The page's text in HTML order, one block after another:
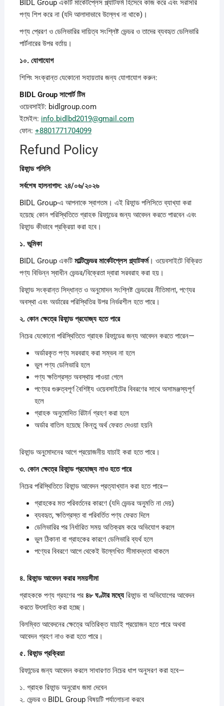
BIDL Group একটি মার্কেটপ্লেস প্ল্যাটফর্ম হিসেবে কাজ করে এবং সরাসরি
পণ্য শিপ করে না (যদি আলাদাভাবে উল্লেখ না থাকে)।
পণ্য প্রেরণ ও ডেলিভারির দায়িত্ব সংশ্লিষ্ট ভেন্ডর ও তাদের ব্যবহৃত ডেলিভারি
পার্টনারের উপর বর্তায়।
১০. যোগাযোগ
শিপিং সংক্রান্ত যেকোনো সহায়তার জন্য যোগাযোগ করুন:
BIDL Group সাপোর্টটিম
ওয়েবসাইট: bidlgroup.com
ইমেইল: info.bidlbd2019@gmail.com
ফোন: +8801771704099
Refund Policy
রিফান্ডপলিসি
সর্বশেষহালনাগাদ: ২৪/০৬/২০২৬
BIDL Group-এ আপনাকে স্বাগতম। এই রিফান্ড পলিসিতে ব্যাখ্যা করা
হয়েছে কোন পরিস্থিতিতে গ্রাহক রিফান্ডের জন্য আবেদন করতে পারবেন এবং
রিফান্ড কীভাবে প্রক্রিয়া করা হবে।
১. ভূমিকা
BIDL Group একটি মাল্টিভেন্ডরমার্কেটপ্লেসপ্ল্যাটফর্ম। ওয়েবসাইটে বিক্রিত
পণ্য বিভিন্ন স্বাধীন ভেন্ডর/বিক্রেতা দ্বারা সরবরাহ করা হয়।
রিফান্ড সংক্রান্ত সিদ্ধান্ত ও অনুমোদন সংশ্লিষ্ট ভেন্ডরের নীতিমালা, পণ্যের
অবস্থা এবং অর্ডারের পরিস্থিতির উপর নির্ভরশীল হতে পারে।
২. কোনক্ষেত্রেরিফান্ডপ্রযোজ্যহতেপারে
নিচের যেকোনো পরিস্থিতিতে গ্রাহক রিফান্ডের জন্য আবেদন করতে পারেন—
অর্ডারকৃত পণ্য সরবরাহ করা সম্ভব না হলে
ভুল পণ্য ডেলিভারি হলে
পণ্য ক্ষতিগ্রস্ত অবস্থায় পাওয়া গেলে
পণ্যের গুরুত্বপূর্ণ বৈশিষ্ট্য ওয়েবসাইটের বিবরণের সাথে অসামঞ্জস্যপূর্ণ
হলে
গ্রাহক অনুমোদিত রিটার্ন গ্রহণ করা হলে
অর্ডার বাতিল হয়েছে কিন্তু অর্থ ফেরত দেওয়া হয়নি
রিফান্ড অনুমোদনের আগে প্রয়োজনীয় যাচাই করা হতে পারে।
৩. কোনক্ষেত্রেরিফান্ডপ্রযোজ্যনাওহতেপারে
নিচের পরিস্থিতিতে রিফান্ড আবেদন প্রত্যাখ্যান করা হতে পারে—
গ্রাহকের মত পরিবর্তনের কারণে (যদি ভেন্ডর অনুমতি না দেয়)
ব্যবহৃত, ক্ষতিগ্রস্ত বা পরিবর্তিত পণ্য ফেরত দিলে
ডেলিভারির পর নির্ধারিত সময় অতিক্রম করে অভিযোগ করলে
ভুল ঠিকানা বা গ্রাহকের কারণে ডেলিভারি ব্যর্থ হলে
পণ্যের বিবরণে আগে থেকেই উল্লেখিত সীমাবদ্ধতা থাকলে
৪. রিফান্ডআবেদনকরারসময়সীমা
গ্রাহককে পণ্য গ্রহণের পর ৪৮ঘণ্টারমধ্যেরিফান্ড বা অভিযোগের আবেদন
করতে উৎসাহিত করা হচ্ছে।
বিলম্বিত আবেদনের ক্ষেত্রে অতিরিক্ত যাচাই প্রয়োজন হতে পারে অথবা
আবেদন গ্রহণ নাও করা হতে পারে।
৫. রিফান্ডপ্রক্রিয়া
রিফান্ডের জন্য আবেদন করলে সাধারণত নিচের ধাপ অনুসরণ করা হবে—
১. গ্রাহক রিফান্ড অনুরোধ জমা দেবেন
২. ভেন্ডর ও BIDL Group বিষয়টি পর্যালোচনা করবে